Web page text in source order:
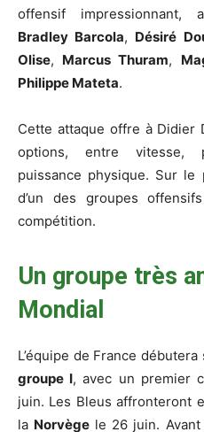
offensif impressionnant,
Bradley Barcola, Désiré
Olise, Marcus Thuram,
Philippe Mateta.
Cette attaque offre à Didier
options, entre vitesse,
puissance physique. Sur le
d’un des groupes
compétition.
Un groupe très
Mondial
L’équipe de France
groupe I, avec un premier
juin. Les Bleus affronteront
la Norvège le 26 juin.